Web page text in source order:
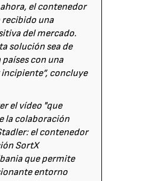
el contenedor
una
del mercado.
solución sea de
con una
concluye
el vídeo "que
la colaboración
el contenedor
SortX
que permite
entorno